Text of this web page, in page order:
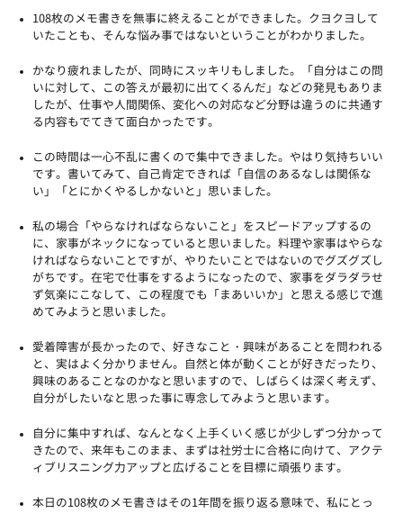
108枚のメモ書きを無事に終えることができました。クヨクヨして
いたことも、そんな悩み事ではないということがわかりました。
かなり疲れましたが、同時にスッキリもしました。「自分はこの問
いに対して、この答えが最初に出てくるんだ」などの発見もありま
したが、仕事や人間関係、変化への対応など分野は違うのに共通す
る内容もでてきて面白かったです。
この時間は一心不乱に書くので集中できました。やはり気持ちいい
です。書いてみて、自己肯定できれば「自信のあるなしは関係な
い」「とにかくやるしかないと」思いました。
私の場合「やらなければならないこと」をスピードアップするの
に、家事がネックになっていると思いました。料理や家事はやらな
ければならないことですが、やりたいことではないのでグズグズし
がちです。在宅で仕事をするようになったので、家事をダラダラせ
ず気楽にこなして、この程度でも「まあいいか」と思える感じで進
めてみようと思いました。
愛着障害が長かったので、好きなこと・興味があることを問われる
と、実はよく分かりません。自然と体が動くことが好きだったり、
興味のあることなのかなと思いますので、しばらくは深く考えず、
自分がしたいなと思った事に専念してみようと思います。
自分に集中すれば、なんとなく上手くいく感じが少しずつ分かって
きたので、来年もこのまま、まずは社労士に合格に向けて、アクテ
ィブリスニング力アップと広げることを目標に頑張ります。
本日の108枚のメモ書きはその1年間を振り返る意味で、私にとっ